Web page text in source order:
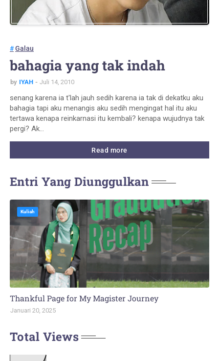
Galau
bahagia yang tak indah
by IYAH Juli 14, 2010
senang karena ia t'lah jauh sedih karena ia tak di dekatku aku
bahagia tapi aku menangis aku sedih mengingat hal itu aku
tertawa kenapa reinkarnasi itu kembali? kenapa wujudnya tak
pergi? Ak…
Read more
Entri Yang Diunggulkan
Kuliah
Thankful Page for My Magister Journey
Januari 20, 2025
Total Views